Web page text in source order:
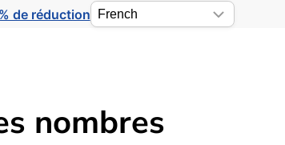
de réduction
nombres